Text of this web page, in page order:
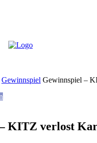
Gewinnspiel Gewinnspiel –
KITZ verlost